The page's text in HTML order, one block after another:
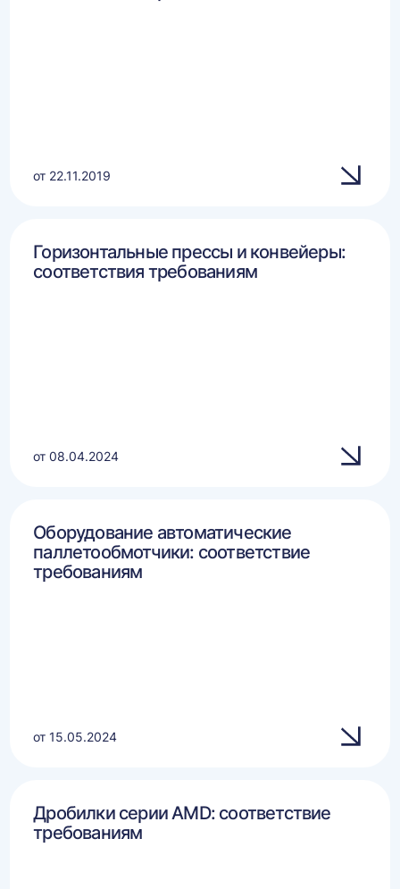
от 22.11.2019
Горизонтальные прессы и конвейеры:
соответствия требованиям
от 08.04.2024
Оборудование автоматические
паллетообмотчики: соответствие
требованиям
от 15.05.2024
Дробилки серии AMD: соответствие
требованиям